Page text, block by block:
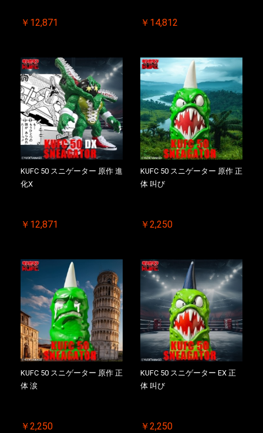
￥12,871 ￥14,812
KUFC 50 スニゲーター 原作 進
化X
￥12,871
KUFC 50 スニゲーター 原作 正
体 叫び
￥2,250
KUFC 50 スニゲーター 原作 正
体 涙
￥2,250
KUFC 50 スニゲーター EX 正
体 叫び
￥2,250